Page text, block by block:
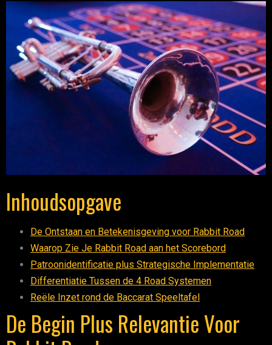
Inhoudsopgave
De Ontstaan en Betekenisgeving voor Rabbit Road
Waarop Zie Je Rabbit Road aan het Scorebord
Patroonidentificatie plus Strategische Implementatie
Differentiatie Tussen de 4 Road Systemen
Reële Inzet rond de Baccarat Speeltafel
De Begin Plus Relevantie Voor